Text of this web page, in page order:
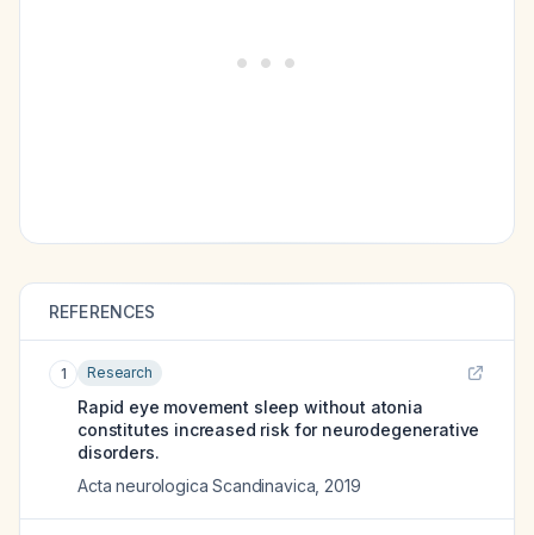
REFERENCES
1 Research
Rapid eye movement sleep without atonia
constitutes increased risk for neurodegenerative
disorders.
Acta neurologica Scandinavica 2019